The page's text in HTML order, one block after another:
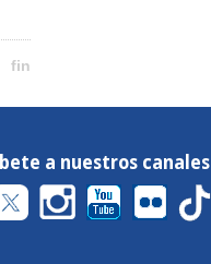
fin
a nuestros canales